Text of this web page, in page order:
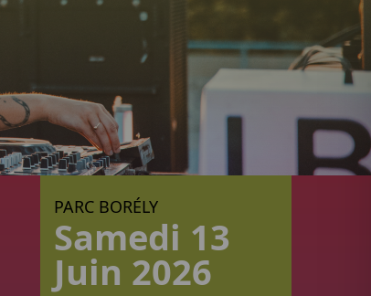
PARC BORÉLY
Samedi 13
Juin 2026